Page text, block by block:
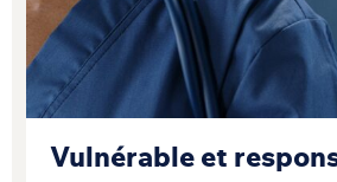
Vulnérable et